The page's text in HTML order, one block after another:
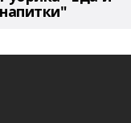
напитки"